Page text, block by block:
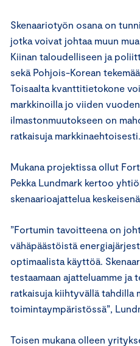
Skenaariotyön osana on
jotka voivat johtaa muun
Kiinan taloudelliseen ja
sekä Pohjois-Korean
Toisaalta kvanttitietokone
markkinoilla jo viiden
ilmastonmuutokseen on
ratkaisuja markkinaehtoisesti.
Mukana projektissa ollut
Pekka Lundmark kertoo
skenaarioajattelua
”Fortumin tavoitteena on
vähäpäästöistä
optimaalista käyttöä.
testaamaan ajatteluamme ja
ratkaisuja kiihtyvällä tahdilla
toimintaympäristössä”,
Toisen mukana olleen